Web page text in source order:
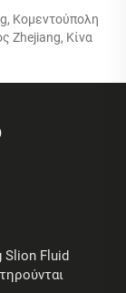
Κομεντούπολη
Zhejiang, Κίνα
Slion Fluid